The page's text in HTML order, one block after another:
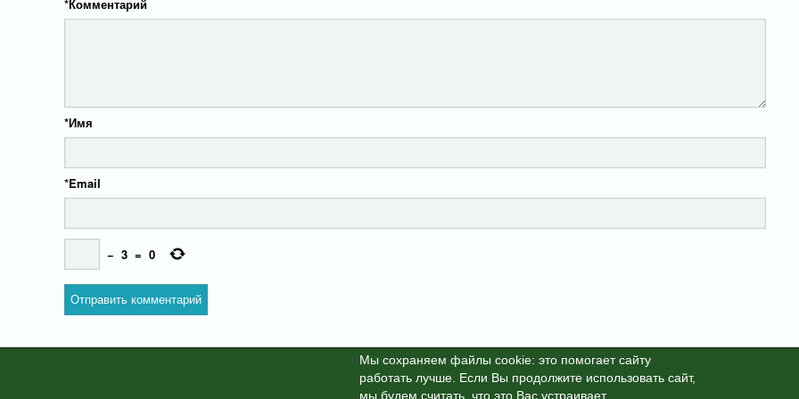
Мы cохраняем файлы cookie: это помогает сайту
работать лучше. Если Вы продолжите использовать сайт,
мы будем считать, что это Вас устраивает.
Комментарий
*
Имя
*
Email
*
− 3 = 0
© info-dimurra.ru 2025г. This site is protected by reCAPTCHA and the Google